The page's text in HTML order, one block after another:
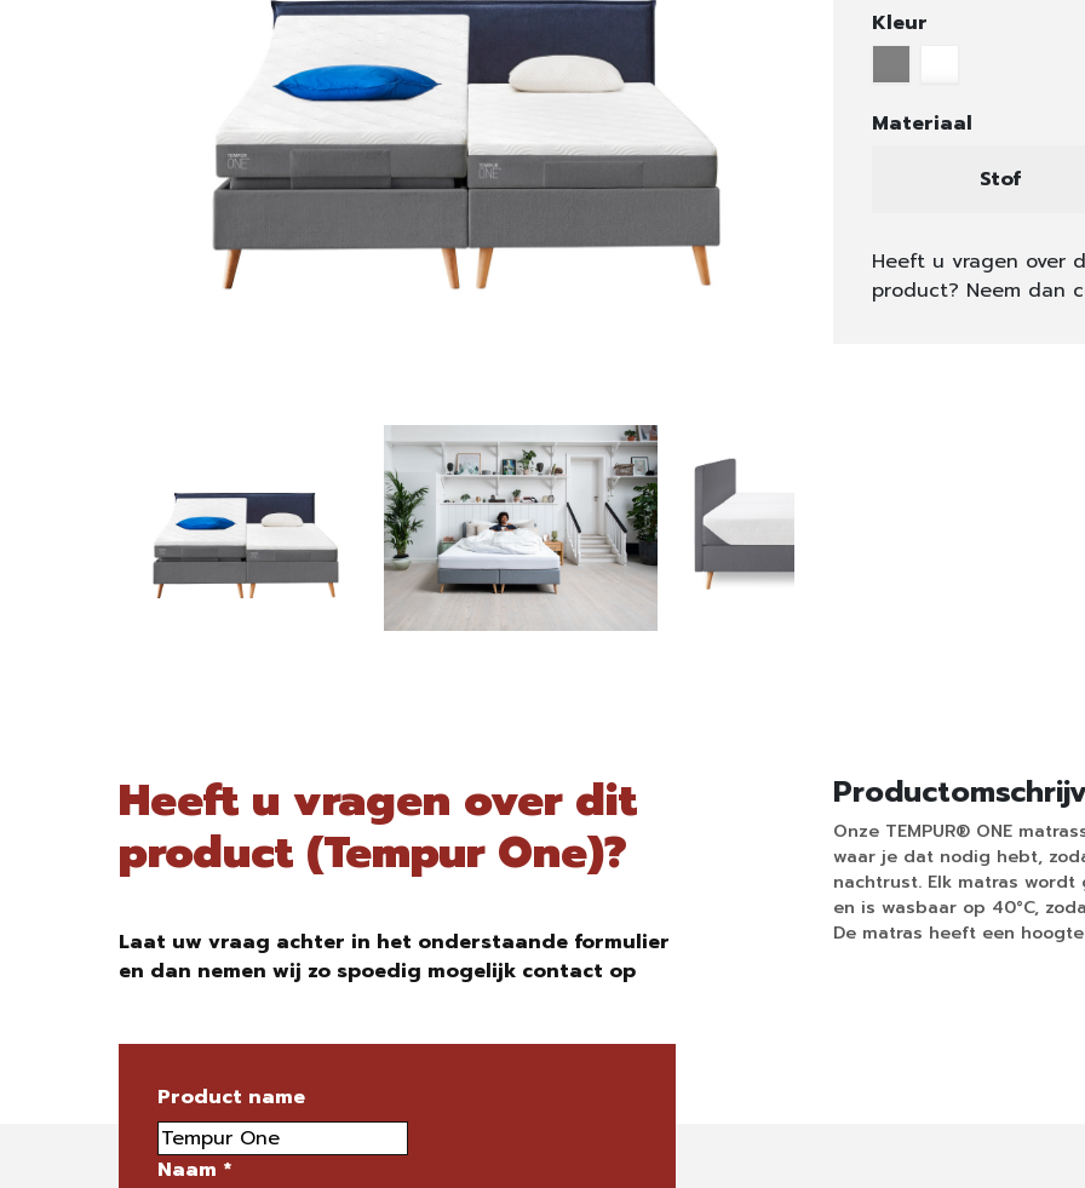
Kleur
Materiaal
Stof
Heeft u vragen over
product? Neem dan
Heeft u vragen over dit
product (Tempur One)?
Laat uw vraag achter in het onderstaande formulier
en dan nemen wij zo spoedig mogelijk contact op
Product name
Naam *
Onze TEMPUR® ONE
waar je dat nodig hebt,
nachtrust. Elk matras
en is wasbaar op 40°C,
De matras heeft een